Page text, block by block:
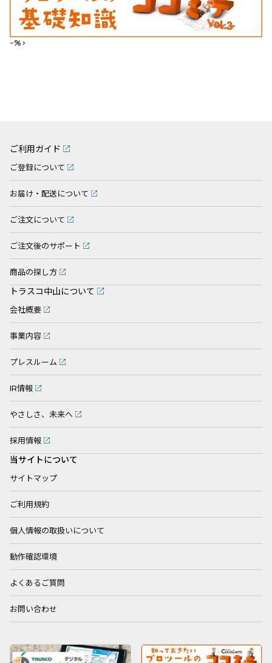
--%>
ご利用ガイド
ご登録について
お届け・配送について
ご注文について
ご注文後のサポート
商品の探し方
トラスコ中山について
会社概要
事業内容
プレスルーム
IR情報
やさしさ、未来へ
採用情報
当サイトについて
サイトマップ
ご利用規約
個人情報の取扱いについて
動作確認環境
よくあるご質問
お問い合わせ